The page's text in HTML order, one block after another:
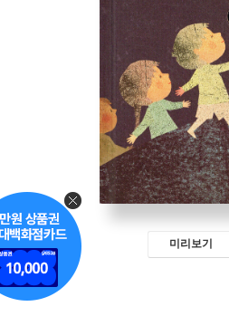
미리보기